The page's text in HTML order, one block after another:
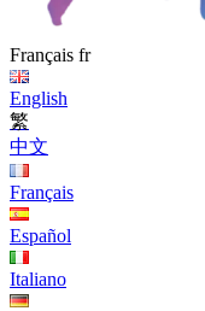
Français fr
English
繁
中文
Français
Español
Italiano